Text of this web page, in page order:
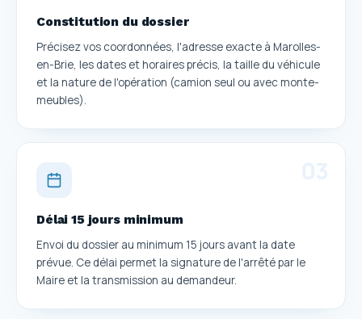
Constitution du dossier
Précisez vos coordonnées, l'adresse exacte à Marolles-
en-Brie, les dates et horaires précis, la taille du véhicule
et la nature de l'opération (camion seul ou avec monte-
meubles).
Délai 15 jours minimum
Envoi du dossier au minimum 15 jours avant la date
prévue. Ce délai permet la signature de l'arrêté par le
Maire et la transmission au demandeur.